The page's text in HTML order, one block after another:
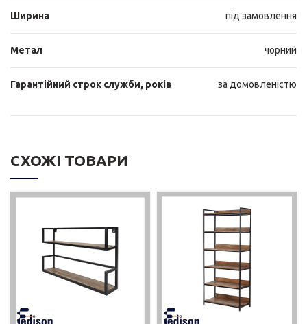
Ширина під замовлення
Метал чорний
Гарантійний строк служби, років за домовленістю
СХОЖІ ТОВАРИ